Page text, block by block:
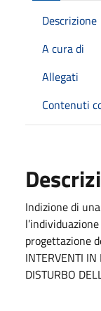
Descrizione
A cura di
Allegati
Contenuti
Indizione di
progettazione
INTERVENTI IN
DISTURBO